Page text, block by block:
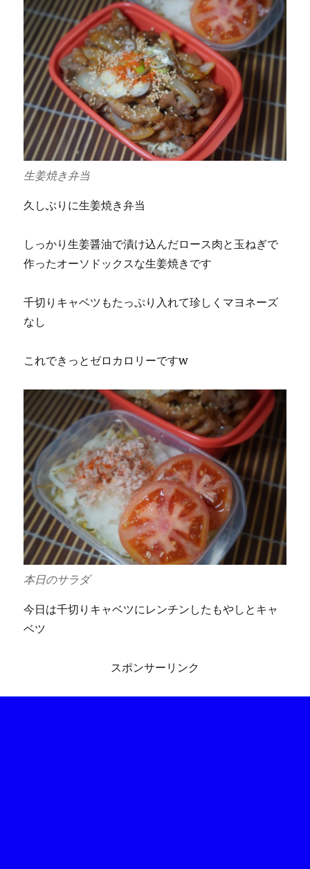
生姜焼き弁当
久しぶりに生姜焼き弁当
しっかり生姜醤油で漬け込んだロース肉と玉ねぎで
作ったオーソドックスな生姜焼きです
千切りキャベツもたっぷり入れて珍しくマヨネーズ
なし
これできっとゼロカロリーですw
本日のサラダ
今日は千切りキャベツにレンチンしたもやしとキャ
ベツ
スポンサーリンク